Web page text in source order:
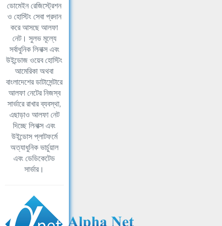
ডোমেইন রেজিস্ট্রেশন
ও হোস্টিং সেবা প্রদান
করে আসছে আলফা
নেট। সুলভ মূল্যে
সর্বাধুনিক লিনাক্স এবং
উইন্ডোজ ওয়েব হোস্টিং
আমেরিকা অথবা
বাংলাদেশের ডাটাসেন্টারে
আলফা নেটের নিজস্ব
সার্ভারে রাখার ব্যবস্থা,
এছাড়াও আলফা নেট
দিচ্ছে লিনাক্স এবং
উইন্ডোস প্লাটফর্মে
অত্যাধুনিক ভার্চুয়াল
এবং ডেডিকেটেড
সার্ভার।